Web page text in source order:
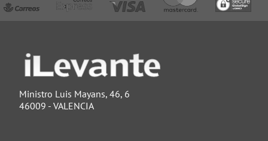
Ministro Luis Mayans, 46, 6
46009 - VALENCIA